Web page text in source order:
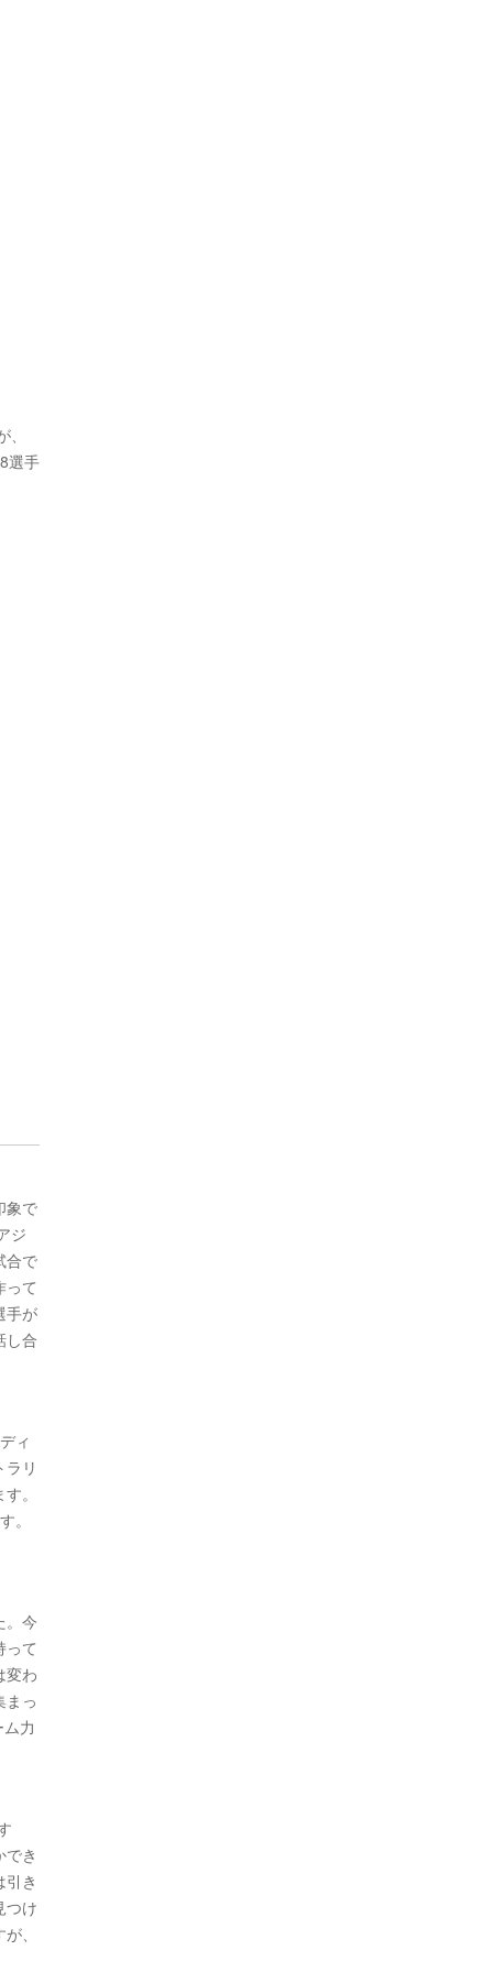
選手
象で
ジ
合で
って
手が
し合
ィ
リ
。
。
。今
って
変わ
まっ
力
き
き
つけ
、